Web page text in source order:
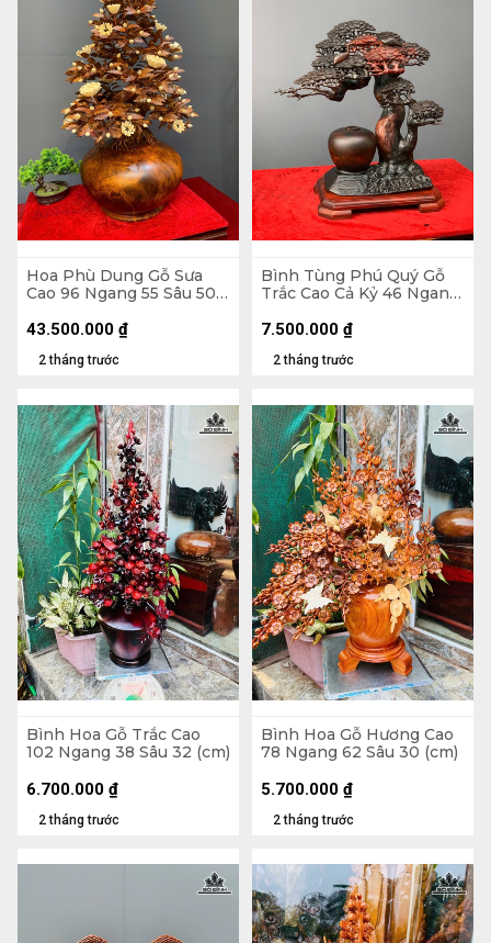
Hoa Phù Dung Gỗ Sưa
Cao 96 Ngang 55 Sâu 50
43 (cm)
2 tháng trước
43.500.000 ₫
Bình Tùng Phú Quý Gỗ
Trắc Cao Cả Kỷ 46 Ngang
4 - Đường Kính 12 (cm)
2 tháng trước
7.500.000 ₫
Bình Hoa Gỗ Trắc Cao
102 Ngang 38 Sâu 32 (cm)
2 tháng trước
6.700.000 ₫
Bình Hoa Gỗ Hương Cao
78 Ngang 62 Sâu 30 (cm)
2 tháng trước
5.700.000 ₫